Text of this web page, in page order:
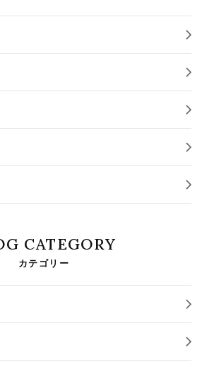
CATEGORY
カテゴリー